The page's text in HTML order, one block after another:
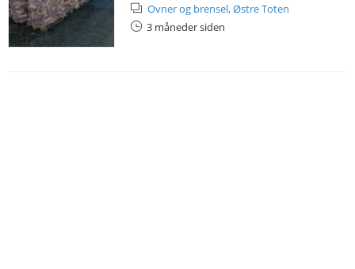
Ovner og brensel,Østre Toten
3 måneder siden